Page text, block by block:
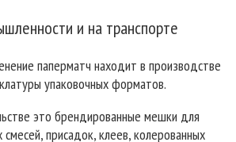
и на транспорте
паперматч находит в производстве
упаковочных форматов.
это брендированные мешки для
присадок, клеев, колерованных